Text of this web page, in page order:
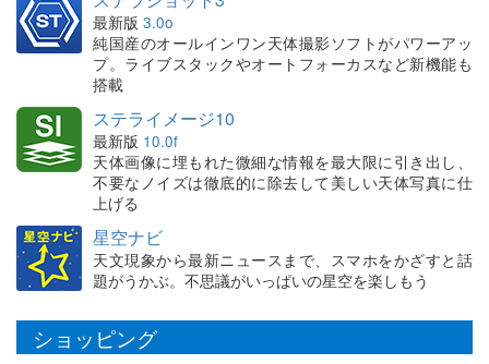
最新版 3.0o
純国産のオールインワン天体撮影ソフトがパワーアッ
プ。ライブスタックやオートフォーカスなど新機能も
搭載
ステライメージ10
最新版 10.0f
天体画像に埋もれた微細な情報を最大限に引き出し、
不要なノイズは徹底的に除去して美しい天体写真に仕
上げる
星空ナビ
天文現象から最新ニュースまで、スマホをかざすと話
題がうかぶ。不思議がいっぱいの星空を楽しもう
ショッピング